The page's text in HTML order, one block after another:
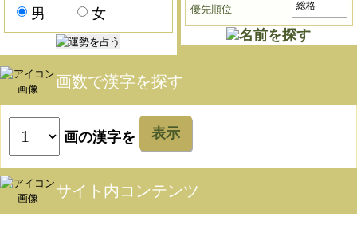
男 女 優先順位
画数で漢字を探す
画の漢字を 表示
サイト内コンテンツ